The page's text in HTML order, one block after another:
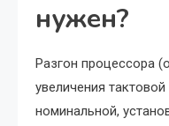
нужен?
Разгон процессора
увеличения
номинальной,